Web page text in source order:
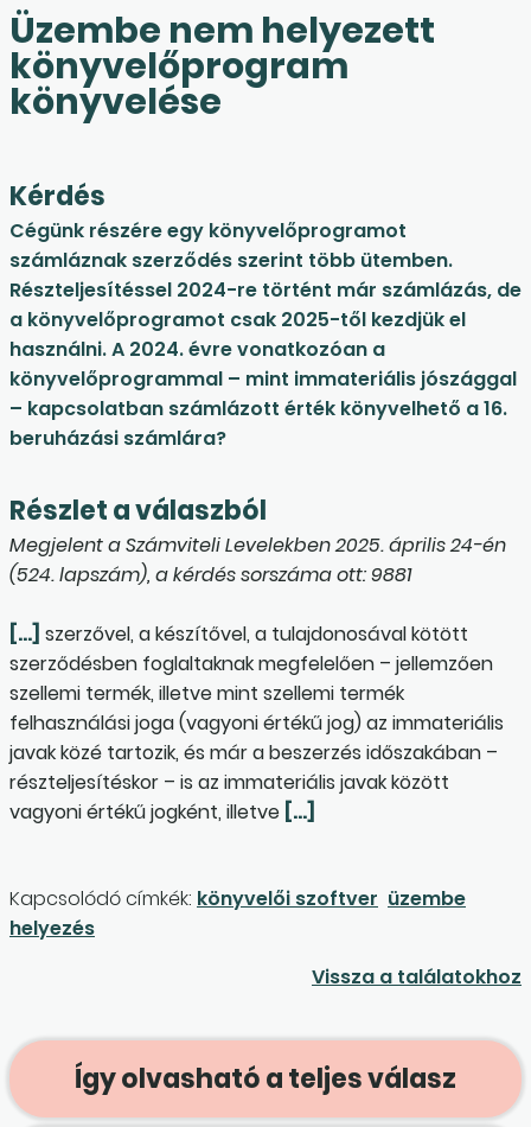
Üzembe nem helyezett
könyvelőprogram
könyvelése
Kérdés
Cégünk részére egy könyvelőprogramot
számláznak szerződés szerint több ütemben.
Részteljesítéssel 2024-re történt már számlázás, de
a könyvelőprogramot csak 2025-től kezdjük el
használni. A 2024. évre vonatkozóan a
könyvelőprogrammal – mint immateriális jószággal
– kapcsolatban számlázott érték könyvelhető a 16.
beruházási számlára?
Részlet a válaszból
Megjelent a Számviteli Levelekben 2025. április 24-én
(524. lapszám), a kérdés sorszáma ott: 9881
[…] szerzővel, a készítővel, a tulajdonosával kötött
szerződésben foglaltaknak megfelelően – jellemzően
szellemi termék, illetve mint szellemi termék
felhasználási joga (vagyoni értékű jog) az immateriális
javak közé tartozik, és már a beszerzés időszakában –
részteljesítéskor – is az immateriális javak között
vagyoni értékű jogként, illetve […]
Kapcsolódó címkék: könyvelői szoftver üzembe
helyezés
Vissza a találatokhoz
Így olvasható a teljes válasz